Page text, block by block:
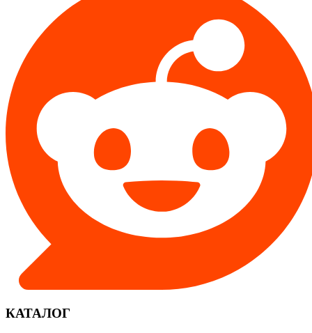
КАТАЛОГ